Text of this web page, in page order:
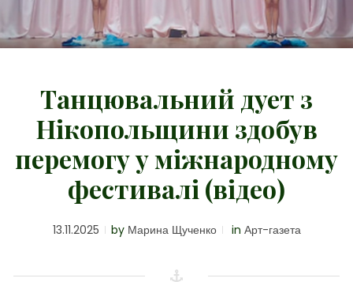
Танцювальний дует з
Нікопольщини здобув
перемогу у міжнародному
фестивалі (відео)
13.11.2025 by Марина Щученко in Арт-газета